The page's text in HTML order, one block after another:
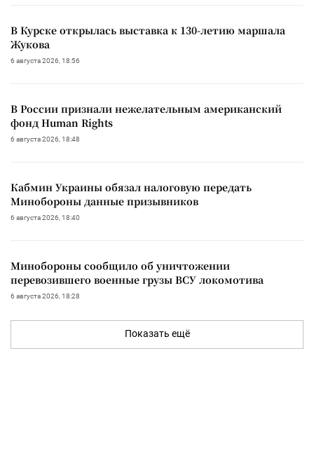
В Курске открылась выставка к 130-летию маршала
Жукова
6 августа 2026, 18:56
В России признали нежелательным американский
фонд Human Rights
6 августа 2026, 18:48
Кабмин Украины обязал налоговую передать
Минобороны данные призывников
6 августа 2026, 18:40
Минобороны сообщило об уничтожении
перевозившего военные грузы ВСУ локомотива
6 августа 2026, 18:28
Показать ещё